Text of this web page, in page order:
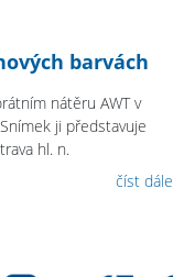
barvách
nátěru AWT v
ji představuje
hl. n.
číst dále